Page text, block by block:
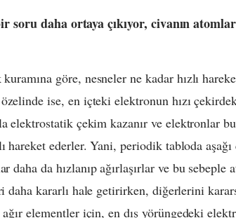
soru daha ortaya çıkıyor, civanın
göre, nesneler ne kadar hızlı
ise, en içteki elektronun hızı
elektrostatik çekim kazanır ve elektronlar
hareket ederler. Yani, periodik tabloda
daha da hızlanıp ağırlaşırlar ve bu
daha kararlı hale getirirken, diğerlerini
elementler için, en dış yörüngedeki